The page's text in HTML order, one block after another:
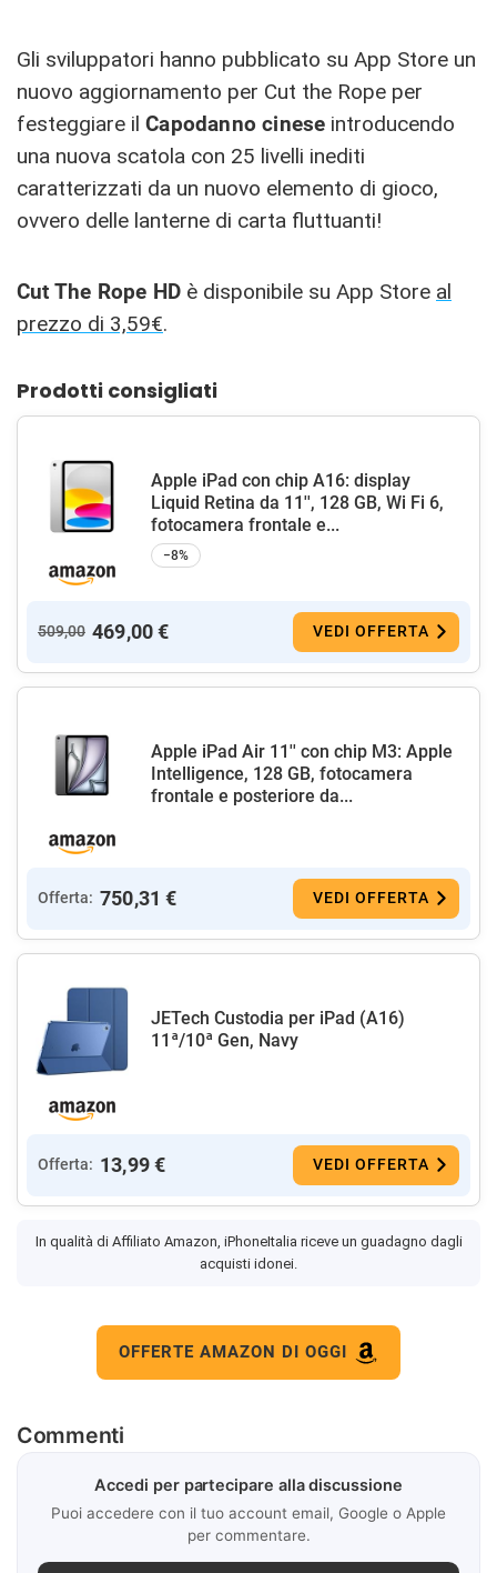
Gli sviluppatori hanno pubblicato su App Store un
nuovo aggiornamento per Cut the Rope per
festeggiare il Capodanno cinese introducendo
una nuova scatola con 25 livelli inediti
caratterizzati da un nuovo elemento di gioco,
ovvero delle lanterne di carta fluttuanti!
Cut The Rope HD è disponibile su App Store al
prezzo di 3,59€.
Prodotti consigliati
Apple iPad con chip A16: display
Liquid Retina da 11'', 128 GB, Wi Fi 6,
fotocamera frontale e...
−8%
509,00 469,00 € VEDI OFFERTA
Apple iPad Air 11'' con chip M3: Apple
Intelligence, 128 GB, fotocamera
frontale e posteriore da...
Offerta: 750,31 € VEDI OFFERTA
JETech Custodia per iPad (A16)
11ª/10ª Gen, Navy
Offerta: 13,99 € VEDI OFFERTA
In qualità di Affiliato Amazon, iPhoneItalia riceve un guadagno dagli
acquisti idonei.
OFFERTE AMAZON DI OGGI
Commenti
Accedi per partecipare alla discussione
Puoi accedere con il tuo account email, Google o Apple
per commentare.